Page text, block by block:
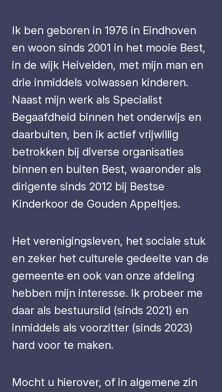
Ik ben geboren in 1976 in Eindhoven
en woon sinds 2001 in het mooie Best,
in de wijk Heivelden, met mijn man en
drie inmiddels volwassen kinderen.
Naast mijn werk als Specialist
Begaafdheid binnen het onderwijs en
daarbuiten, ben ik actief vrijwillig
betrokken bij diverse organisaties
binnen en buiten Best, waaronder als
dirigente sinds 2012 bij Bestse
Kinderkoor de Gouden Appeltjes.
Het verenigingsleven, het sociale stuk
en zeker het culturele gedeelte van de
gemeente en ook van onze afdeling
hebben mijn interesse. Ik probeer me
daar als bestuurslid (sinds 2021) en
inmiddels als voorzitter (sinds 2023)
hard voor te maken.
Mocht u hierover, of in algemene zin